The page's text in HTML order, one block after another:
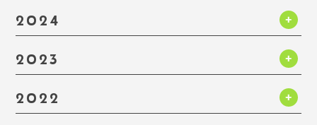
2024
2023
2022